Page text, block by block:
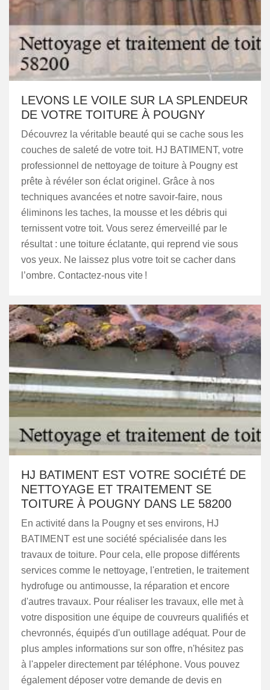
LEVONS LE VOILE SUR LA SPLENDEUR
DE VOTRE TOITURE À POUGNY
Découvrez la véritable beauté qui se cache sous les
couches de saleté de votre toit. HJ BATIMENT, votre
professionnel de nettoyage de toiture à Pougny est
prête à révéler son éclat originel. Grâce à nos
techniques avancées et notre savoir-faire, nous
éliminons les taches, la mousse et les débris qui
ternissent votre toit. Vous serez émerveillé par le
résultat : une toiture éclatante, qui reprend vie sous
vos yeux. Ne laissez plus votre toit se cacher dans
l’ombre. Contactez-nous vite !
HJ BATIMENT EST VOTRE SOCIÉTÉ DE
NETTOYAGE ET TRAITEMENT SE
TOITURE À POUGNY DANS LE 58200
En activité dans la Pougny et ses environs, HJ
BATIMENT est une société spécialisée dans les
travaux de toiture. Pour cela, elle propose différents
services comme le nettoyage, l'entretien, le traitement
hydrofuge ou antimousse, la réparation et encore
d'autres travaux. Pour réaliser les travaux, elle met à
votre disposition une équipe de couvreurs qualifiés et
chevronnés, équipés d'un outillage adéquat. Pour de
plus amples informations sur son offre, n'hésitez pas
à l'appeler directement par téléphone. Vous pouvez
également déposer votre demande de devis en